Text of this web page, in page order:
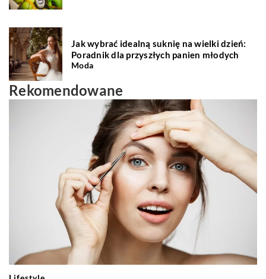
Jak wybrać idealną suknię na wielki dzień:
Poradnik dla przyszłych panien młodych
Moda
Rekomendowane